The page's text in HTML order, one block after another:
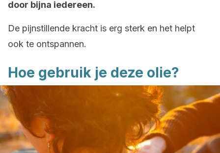
door bijna iedereen.
De pijnstillende kracht is erg sterk en het helpt
ook te ontspannen.
Hoe gebruik je deze olie?